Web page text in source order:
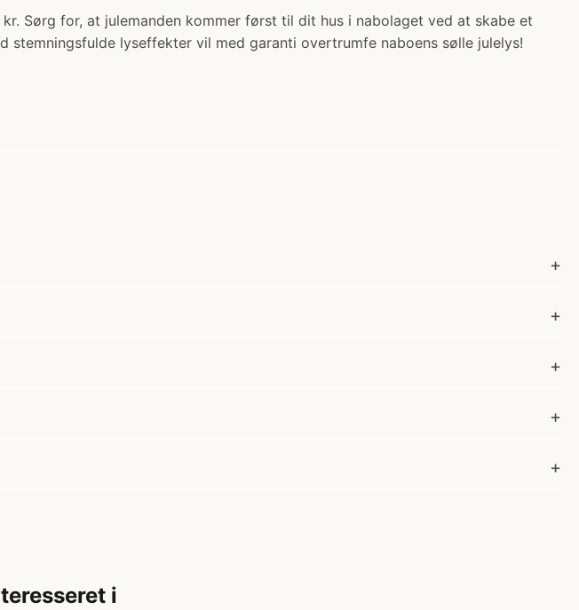
Sørg for, at julemanden kommer først til dit hus i nabolaget ved at skabe et
lyseffekter vil med garanti overtrumfe naboens sølle julelys!
i